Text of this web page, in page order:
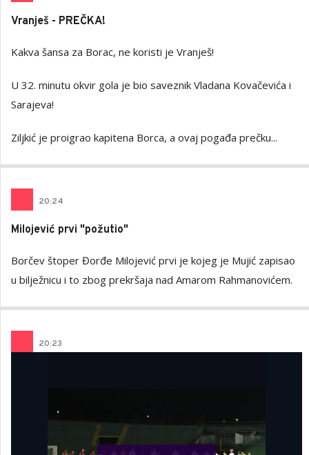
Vranješ - PREČKA!
Kakva šansa za Borac, ne koristi je Vranješ!
U 32. minutu okvir gola je bio saveznik Vladana Kovačevića i
Sarajeva!
Ziljkić je proigrao kapitena Borca, a ovaj pogađa prečku...
20:24
Milojević prvi "požutio"
Borčev štoper Đorđe Milojević prvi je kojeg je Mujić zapisao
u bilježnicu i to zbog prekršaja nad Amarom Rahmanovićem.
20:23